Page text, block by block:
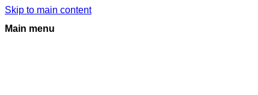
Skip to main content
Main menu